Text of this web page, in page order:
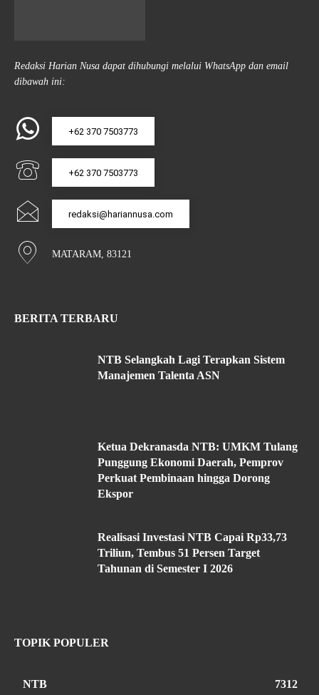
Redaksi Harian Nusa dapat dihubungi melalui WhatsApp dan email
dibawah ini:
+62 370 7503773
+62 370 7503773
redaksi@hariannusa.com
MATARAM, 83121
BERITA TERBARU
NTB Selangkah Lagi Terapkan Sistem
Manajemen Talenta ASN
Ketua Dekranasda NTB: UMKM Tulang
Punggung Ekonomi Daerah, Pemprov
Perkuat Pembinaan hingga Dorong
Ekspor
Realisasi Investasi NTB Capai Rp33,73
Triliun, Tembus 51 Persen Target
Tahunan di Semester I 2026
TOPIK POPULER
NTB 7312